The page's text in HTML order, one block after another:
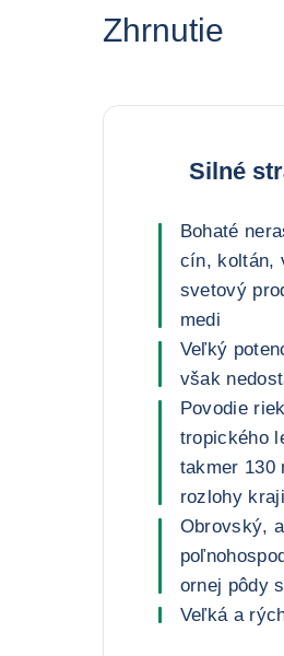
Zhrnutie
Silné
Bohaté
cín, koltán,
svetový
medi
Veľký
však
Povodie
tropického
takmer 130
rozlohy
Obrovský,
ornej pôdy
Veľká a